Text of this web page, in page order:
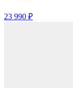
23 990 ₽